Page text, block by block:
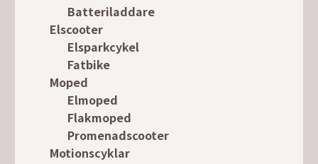
Batteriladdare
Elscooter
Elsparkcykel
Fatbike
Moped
Elmoped
Flakmoped
Promenadscooter
Motionscyklar